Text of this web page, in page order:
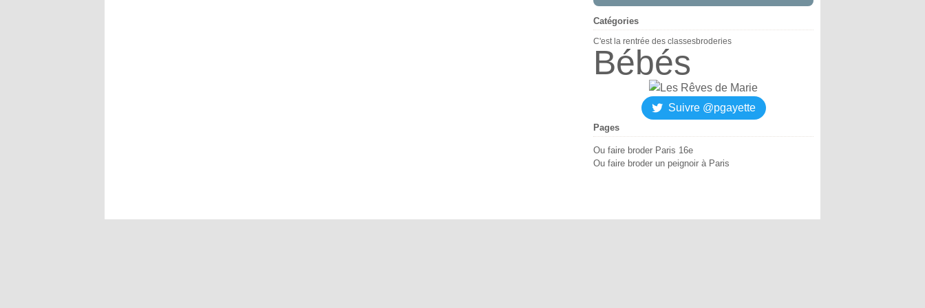
Catégories
C'est la rentrée des classesbroderies
Bébés
Suivre @pgayette
Pages
Ou faire broder Paris 16e
Ou faire broder un peignoir à Paris